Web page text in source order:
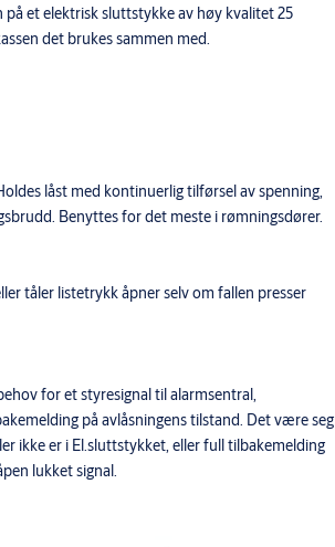
på et elektrisk sluttstykke av høy kvalitet 25
det brukes sammen med.
låst med kontinuerlig tilførsel av spenning,
Benyttes for det meste i rømningsdører.
tåler listetrykk åpner selv om fallen presser
for et styresignal til alarmsentral,
på avlåsningens tilstand. Det være seg
ikke er i El.sluttstykket, eller full tilbakemelding
lukket signal.